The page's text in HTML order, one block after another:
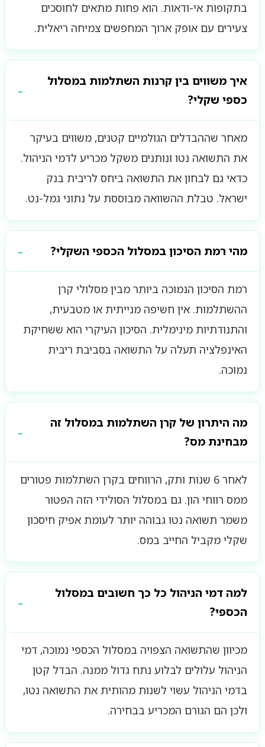
בתקופות אי-ודאות. הוא פחות מתאים לחוסכים
צעירים עם אופק ארוך המחפשים צמיחה ריאלית.
איך משווים בין קרנות השתלמות במסלול
כספי שקלי?
מאחר שההבדלים הגולמיים קטנים, משווים בעיקר
את התשואה נטו ונותנים משקל מכריע לדמי הניהול.
כדאי גם לבחון את התשואה ביחס לריבית בנק
ישראל. טבלת ההשוואה מבוססת על נתוני גמל-נט.
מהי רמת הסיכון במסלול הכספי השקלי?
רמת הסיכון הנמוכה ביותר מבין מסלולי קרן
ההשתלמות. אין חשיפה מנייתית או מטבעית,
והתנודתיות מינימלית. הסיכון העיקרי הוא ששחיקת
האינפלציה תעלה על התשואה בסביבת ריבית
נמוכה.
מה היתרון של קרן השתלמות במסלול זה
מבחינת מס?
לאחר 6 שנות ותק, הרווחים בקרן השתלמות פטורים
ממס רווחי הון. גם במסלול הסולידי הזה הפטור
משמר תשואה נטו גבוהה יותר לעומת אפיק חיסכון
שקלי מקביל החייב במס.
למה דמי הניהול כל כך חשובים במסלול
הכספי?
מכיוון שהתשואה הצפויה במסלול הכספי נמוכה, דמי
הניהול עלולים לבלוע נתח גדול ממנה. הבדל קטן
בדמי הניהול עשוי לשנות מהותית את התשואה נטו,
ולכן הם הגורם המכריע בבחירה.